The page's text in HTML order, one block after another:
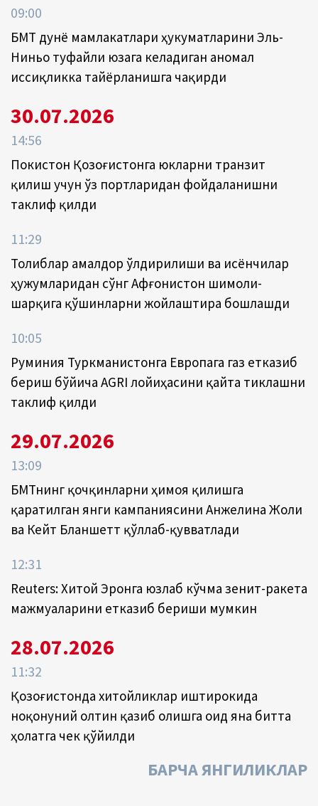
09:00
БМТ дунё мамлакатлари ҳукуматларини Эль-
Ниньо туфайли юзага келадиган аномал
иссиқликка тайёрланишга чақирди
30.07.2026
14:56
Покистон Қозоғистонга юкларни транзит
қилиш учун ўз портларидан фойдаланишни
таклиф қилди
11:29
Толиблар амалдор ўлдирилиши ва исёнчилар
ҳужумларидан сўнг Афғонистон шимоли-
шарқига қўшинларни жойлаштира бошлашди
10:05
Руминия Туркманистонга Европага газ етказиб
бериш бўйича AGRI лойиҳасини қайта тиклашни
таклиф қилди
29.07.2026
13:09
БМТнинг қочқинларни ҳимоя қилишга
қаратилган янги кампаниясини Анжелина Жоли
ва Кейт Бланшетт қўллаб-қувватлади
12:31
Reuters: Хитой Эронга юзлаб кўчма зенит-ракета
мажмуаларини етказиб бериши мумкин
28.07.2026
11:32
Қозоғистонда хитойликлар иштирокида
ноқонуний олтин қазиб олишга оид яна битта
ҳолатга чек қўйилди
БАРЧА ЯНГИЛИКЛАР